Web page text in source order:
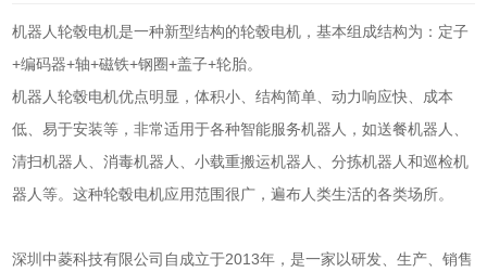
机器人轮毂电机是一种新型结构的轮毂电机，基本组成结构为：定子
+编码器+轴+磁铁+钢圈+盖子+轮胎。
机器人轮毂电机优点明显，体积小、结构简单、动力响应快、成本
低、易于安装等，非常适用于各种智能服务机器人，如送餐机器人、
清扫机器人、消毒机器人、小载重搬运机器人、分拣机器人和巡检机
器人等。这种轮毂电机应用范围很广，遍布人类生活的各类场所。
深圳中菱科技有限公司自成立于2013年，是一家以研发、生产、销售